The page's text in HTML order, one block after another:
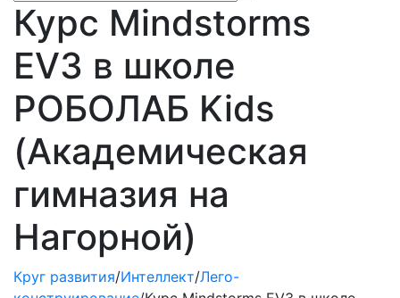
Курс Mindstorms
EV3 в школе
РОБОЛАБ Kids
(Академическая
гимназия на
Нагорной)
Круг развития/Интеллект/Лего-